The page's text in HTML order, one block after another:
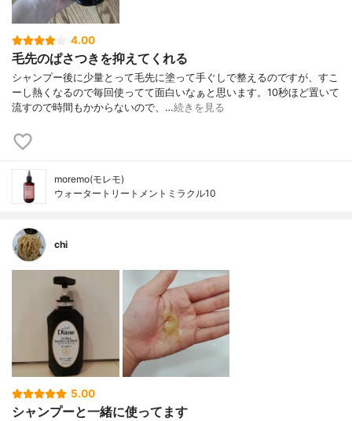
4.00
毛先のぱさつきを抑えてくれる
シャンプー後に少量とって毛先に塗って手ぐしで整えるのですが、すこ
ーし熱くなるので毎回使ってて面白いなぁと思います。10秒ほど置いて
流すので時間もかからないので、…続きを見る
moremo(モレモ)
ウォータートリートメントミラクル10
chi
5.00
シャンプーと一緒に使ってます